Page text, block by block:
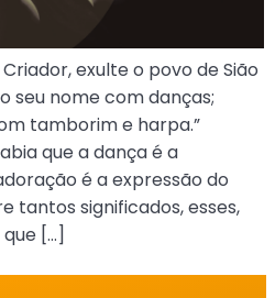
exulte o povo de Sião
seu nome com danças;
tamborim e harpa.”
que a dança é a
é a expressão do
tantos significados, esses,
[…]